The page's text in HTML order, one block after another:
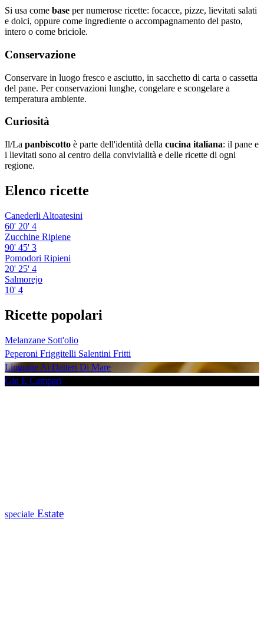
Si usa come base per numerose ricette: focacce, pizze, lievitati salati
e dolci, oppure come ingrediente o accompagnamento del pasto,
intero o come briciole.
Conservazione
Conservare in luogo fresco e asciutto, in sacchetto di carta o cassetta
del pane. Per conservazioni lunghe, congelare e scongelare a
temperatura ambiente.
Curiosità
Il/La panbiscotto è parte dell'identità della cucina italiana: il pane e
i lievitati sono al centro della convivialità e delle ricette di ogni
regione.
Elenco ricette
Canederli Altoatesini
60' 20' 4
Zucchine Ripiene
90' 45' 3
Pomodori Ripieni
20' 25' 4
Salmorejo
10' 4
Ricette popolari
Melanzane Sott'olio
Peperoni Friggitelli Salentini Fritti
Linguine Ai Datteri Di Mare
Gin E Campari
speciale Estate